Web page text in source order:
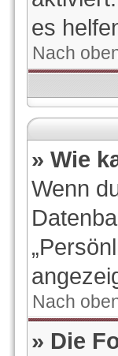
es
Nach
» Wie
Wenn
Nach
» Die